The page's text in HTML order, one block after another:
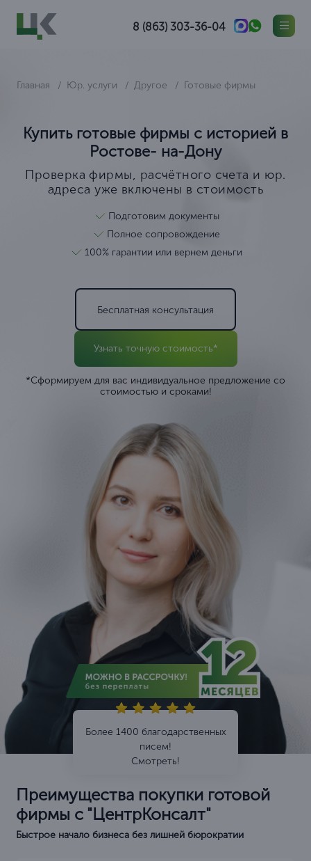
8 (863) 303-36-04
Главная Юр. услуги Другое Готовые фирмы
Купить готовые фирмы с историей в
Ростове- на-Дону
Проверка фирмы, расчётного счета и юр.
адреса уже включены в стоимость
Подготовим документы
Полное сопровождение
100% гарантии или вернем деньги
Бесплатная консультация
Узнать точную стоимость*
*Сформируем для вас индивидуальное предложение со
стоимостью и сроками!
Более 1400 благодарственных
писем!
Смотреть!
Преимущества покупки готовой
фирмы с "ЦентрКонсалт"
Быстрое начало бизнеса без лишней бюрократии